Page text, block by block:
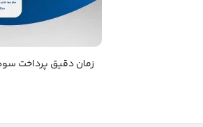
زمان دقیق پرداخت سود سهام سال